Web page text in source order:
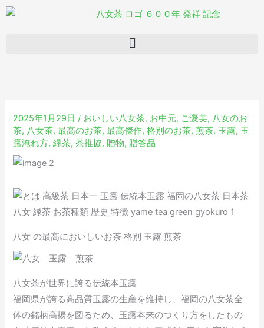
内
2025年1月29日 / おいしい八女茶, お中元, ご褒美, 八女のお
茶, 八女茶,最高のお茶,最高傑作,格別のお茶,煎茶, 玉露, 玉
露淹れ方,緑茶,茶推協, 贈物, 贈答品
八女 の最高においしいお茶 格別 玉露 煎茶
八女茶が世界に誇る伝統本玉露
福岡県が誇る高品質玉露の生産を維持し、福岡の八女茶全
体の銘柄高揚を図るため、玉露本来のつくり方をしたもの